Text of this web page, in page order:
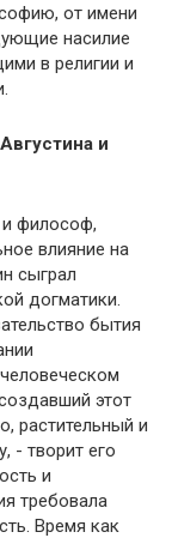
от имени
насилие
в религии и
и
и философ,
влияние на
сыграл
догматики.
бытия
этот
растительный и
- творит его
и
требовала
Время как